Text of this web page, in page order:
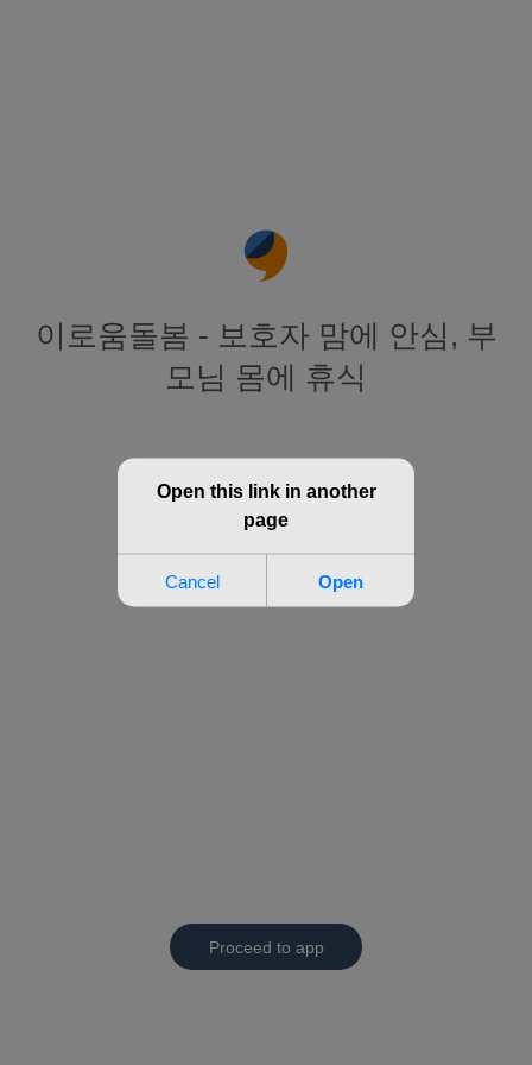
이로움돌봄 - 보호자 맘에 안심, 부
모님 몸에 휴식
Proceed to app